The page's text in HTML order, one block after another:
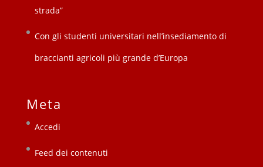
strada”
Con gli studenti universitari nell’insediamento di
braccianti agricoli più grande d’Europa
Meta
Accedi
Feed dei contenuti